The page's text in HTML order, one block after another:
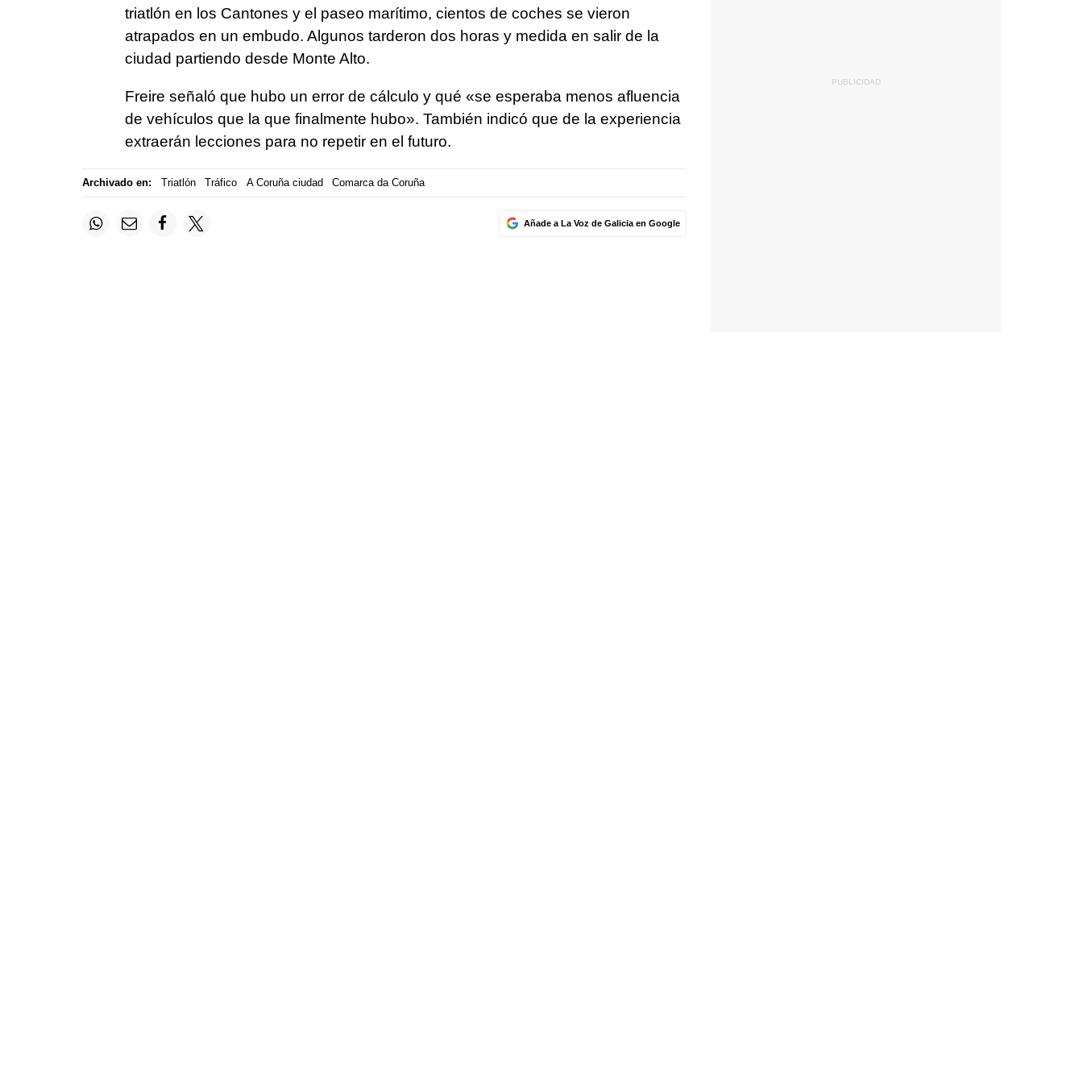
triatlón en los Cantones y el paseo marítimo, cientos de coches se vieron
atrapados en un embudo. Algunos tarderon dos horas y medida en salir de la
ciudad partiendo desde Monte Alto.
Freire señaló que hubo un error de cálculo y qué «se esperaba menos afluencia
de vehículos que la que finalmente hubo». También indicó que de la experiencia
extraerán lecciones para no repetir en el futuro.
Archivado en: Triatlón Tráfico A Coruña ciudad Comarca da Coruña
Añade a La Voz de Galicia en Google